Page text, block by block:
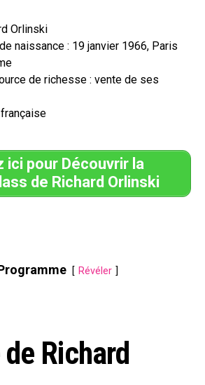
Orlinski
naissance : 19 janvier 1966, Paris
de richesse : vente de ses
ici pour Découvrir la
de Richard Orlinski
Révéler
Richard